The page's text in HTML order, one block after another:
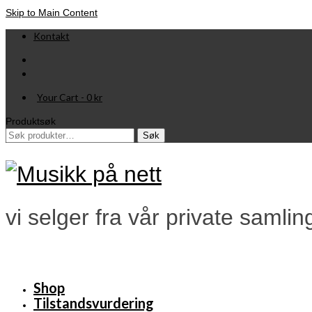
Skip to Main Content
Kontakt
Your Cart - 0 kr
Produktsøk
Søk
Søk
vi selger fra vår private
Shop
Tilstandsvurdering